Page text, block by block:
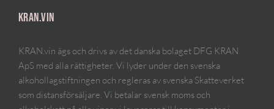
KRAN.VIN
KRAN.vin ägs och drivs av det danska bolaget DFG KRAN
ApS med alla rättigheter. Vi lyder under den svenska
alkohollagstiftningen och regleras av svenska Skatteverket
som distansförsäljare. Vi betalar svensk moms och